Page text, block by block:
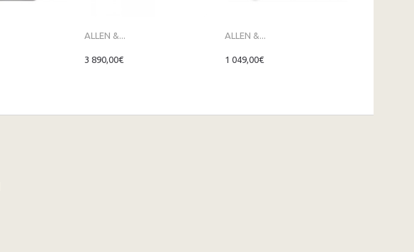
ALLEN &...
3 890,00€
ALLEN &...
1 049,00€